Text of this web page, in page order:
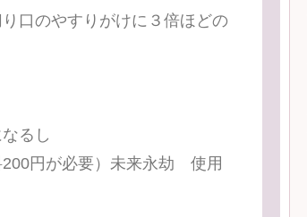
口のやすりがけに３倍ほどの
るし
円が必要）未来永劫 使用